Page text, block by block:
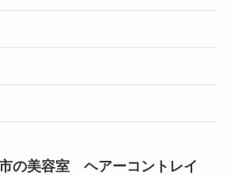
の美容室 ヘアーコントレイ